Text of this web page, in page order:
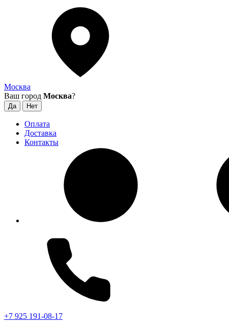
Москва
Ваш город Москва?
Оплата
Доставка
Контакты
+7 925 191-08-17